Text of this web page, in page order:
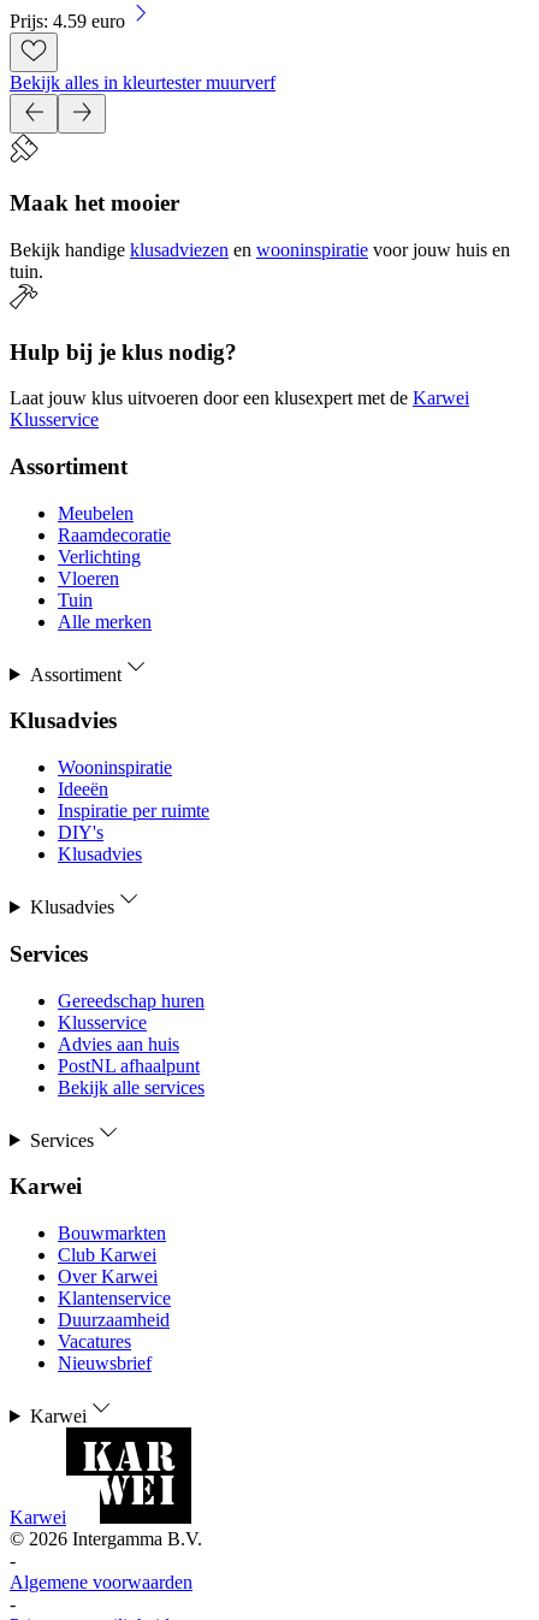
Prijs: 4.59 euro
Bekijk alles in kleurtester muurverf
Maak het mooier
Bekijk handige klusadviezen en wooninspiratie voor jouw huis en
tuin.
Hulp bij je klus nodig?
Laat jouw klus uitvoeren door een klusexpert met de Karwei
Klusservice
Assortiment
Meubelen
Raamdecoratie
Verlichting
Vloeren
Tuin
Alle merken
Assortiment
Klusadvies
Wooninspiratie
Ideeën
Inspiratie per ruimte
DIY's
Klusadvies
Klusadvies
Services
Gereedschap huren
Klusservice
Advies aan huis
PostNL afhaalpunt
Bekijk alle services
Services
Karwei
Bouwmarkten
Club Karwei
Over Karwei
Klantenservice
Duurzaamheid
Vacatures
Nieuwsbrief
Karwei
Karwei
© 2026 Intergamma B.V.
-
Algemene voorwaarden
-